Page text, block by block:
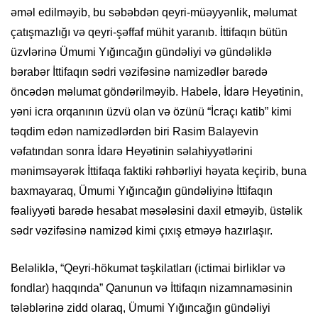
əməl edilməyib, bu səbəbdən qeyri-müəyyənlik, məlumat
çatışmazlığı və qeyri-şəffaf mühit yaranıb. İttifaqın bütün
üzvlərinə Ümumi Yığıncağın gündəliyi və gündəliklə
bərabər İttifaqın sədri vəzifəsinə namizədlər barədə
öncədən məlumat göndərilməyib. Habelə, İdarə Heyətinin,
yəni icra orqanının üzvü olan və özünü “İcraçı katib” kimi
təqdim edən namizədlərdən biri Rasim Balayevin
vəfatından sonra İdarə Heyətinin səlahiyyətlərini
mənimsəyərək İttifaqa faktiki rəhbərliyi həyata keçirib, buna
baxmayaraq, Ümumi Yığıncağın gündəliyinə İttifaqın
fəaliyyəti barədə hesabat məsələsini daxil etməyib, üstəlik
sədr vəzifəsinə namizəd kimi çıxış etməyə hazırlaşır.
Beləliklə, “Qeyri-hökumət təşkilatları (ictimai birliklər və
fondlar) haqqında” Qanunun və İttifaqın nizamnaməsinin
tələblərinə zidd olaraq, Ümumi Yığıncağın gündəliyi